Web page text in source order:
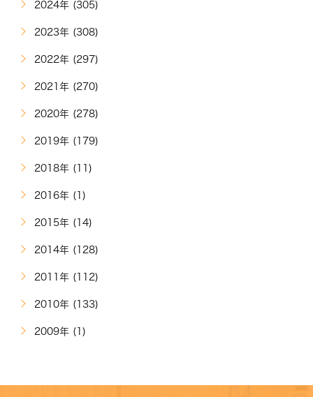
2024年 (305)
2023年 (308)
2022年 (297)
2021年 (270)
2020年 (278)
2019年 (179)
2018年 (11)
2016年 (1)
2015年 (14)
2014年 (128)
2011年 (112)
2010年 (133)
2009年 (1)